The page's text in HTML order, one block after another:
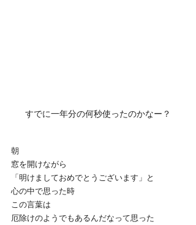
すでに一年分の何秒使ったのかなー？
朝
窓を開けながら
「明けましておめでとうございます」と
心の中で思った時
この言葉は
厄除けのようでもあるんだなって思った